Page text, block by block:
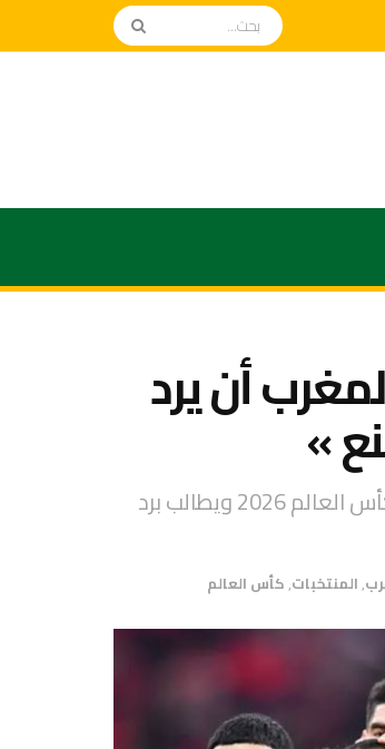
أن يرد
»
عبد الهادي السكتيوي يحلل آخر استعدادات أسود الأطلس قبل كأس العالم 2026 ويطالب برد
,المنتخبات,كأس العالم